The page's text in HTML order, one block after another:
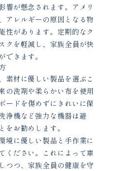
響が懸念されます。アメリ
アレルギーの原因となる物
性があります。定期的なク
クを軽減し、家族全員が快
きます。
素材に優しい製品を選ぶこ
の洗剤や柔らかい布を使用
ードを傷めずにきれいに保
浄機など強力な機器は避
をお勧めします。
境に優しい製品と手作業に
ください。これによって車
つつ、家族全員の健康を守